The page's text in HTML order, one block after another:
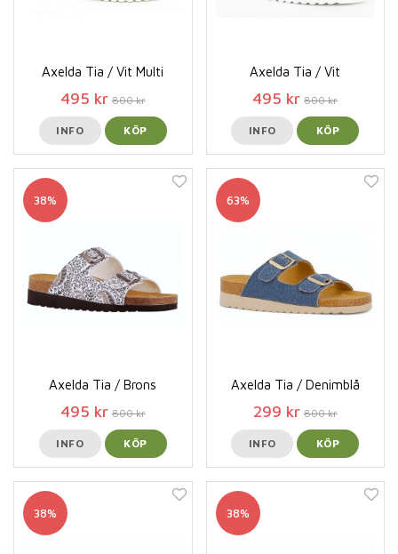
Axelda Tia / Vit Multi
495 kr 800 kr
INFO KÖP
Axelda Tia / Vit
495 kr 800 kr
INFO KÖP
38%
Axelda Tia / Brons
495 kr 800 kr
INFO KÖP
63%
Axelda Tia / Denimblå
299 kr 800 kr
INFO KÖP
38% 38%